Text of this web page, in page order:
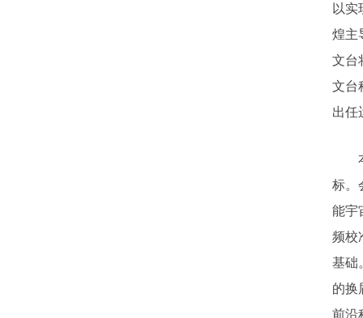
以
煌主
文台
文台
出任
标。
能宇
频校
基础
的换
前沿